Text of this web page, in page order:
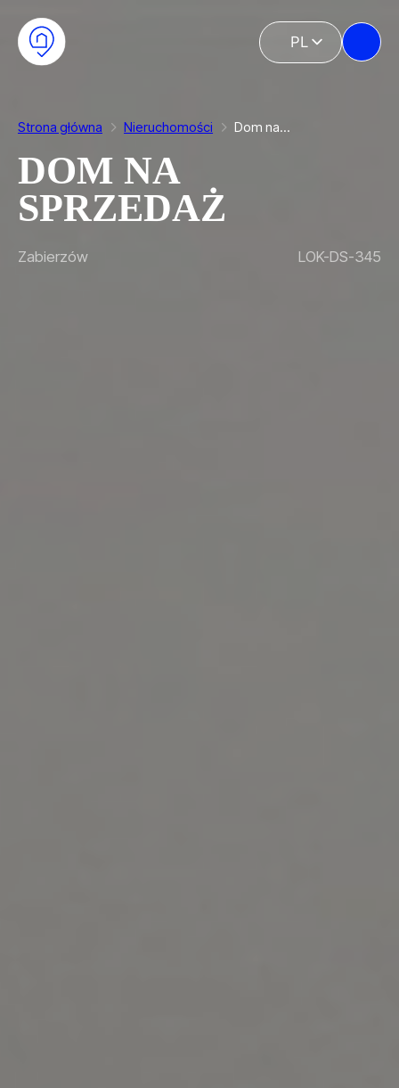
Przejdź do głównej treści
Przejdź do stopki
PL
Strona główna Nieruchomości Dom na…
DOM NA
SPRZEDAŻ
Zabierzów LOK-DS-345